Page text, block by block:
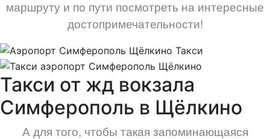
маршруту и по пути посмотреть на интересные
достопримечательности!
Такси от жд вокзала
Симферополь в Щёлкино
А для того, чтобы такая запоминающаяся